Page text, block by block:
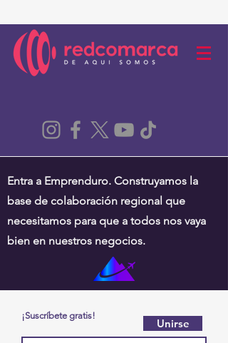
Entra a Emprenduro. Construyamos la
base de colaboración regional que
necesitamos para que a todos nos vaya
bien en nuestros negocios.
¡Suscríbete gratis!
Unirse